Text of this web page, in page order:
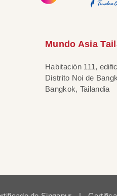
Mundo Asia
Habitación 111,
Distrito Noi de
Bangkok, Tailandia